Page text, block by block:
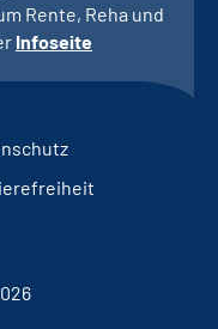
Rente, Reha und
Infoseite